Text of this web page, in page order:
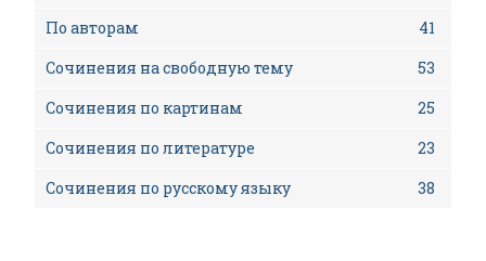
По авторам
41
Сочинения на свободную тему
53
Сочинения по картинам
25
Сочинения по литературе
23
Сочинения по русскому языку
38